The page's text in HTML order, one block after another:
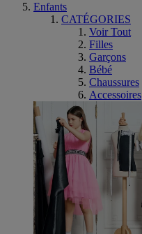
Enfants
CATÉGORIES
Voir Tout
Filles
Garçons
Bébé
Chaussures
Accessoires